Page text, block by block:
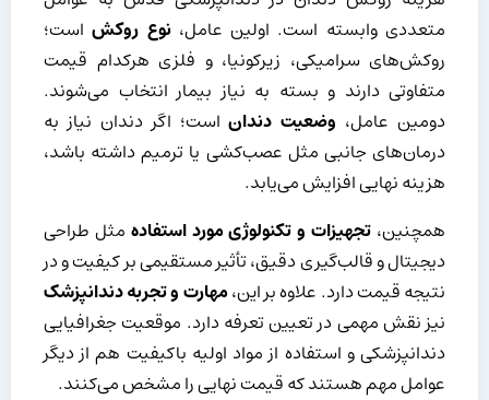
متعددی وابسته است. اولین عامل،نوع روکشاست؛
روکش‌های سرامیکی، زیرکونیا، و فلزی هرکدام قیمت
متفاوتی دارند و بسته به نیاز بیمار انتخاب می‌شوند.
دومین عامل، وضعیت دنداناست؛ اگر دندان نیاز به
درمان‌های جانبی مثل عصب‌کشی یا ترمیم داشته باشد،
هزینه نهایی افزایش می‌یابد.
همچنین، تجهیزات و تکنولوژی مورد استفاده مثل طراحی
دیجیتال و قالب‌گیری دقیق، تأثیر مستقیمی بر کیفیت و در
نتیجه قیمت دارد. علاوه بر این،مهارت و تجربه دندانپزشک
نیز نقش مهمی در تعیین تعرفه دارد. موقعیت جغرافیایی
دندانپزشکی و استفاده از مواد اولیه باکیفیت هم از دیگر
عوامل مهم هستند که قیمت نهایی را مشخص می‌کنند.